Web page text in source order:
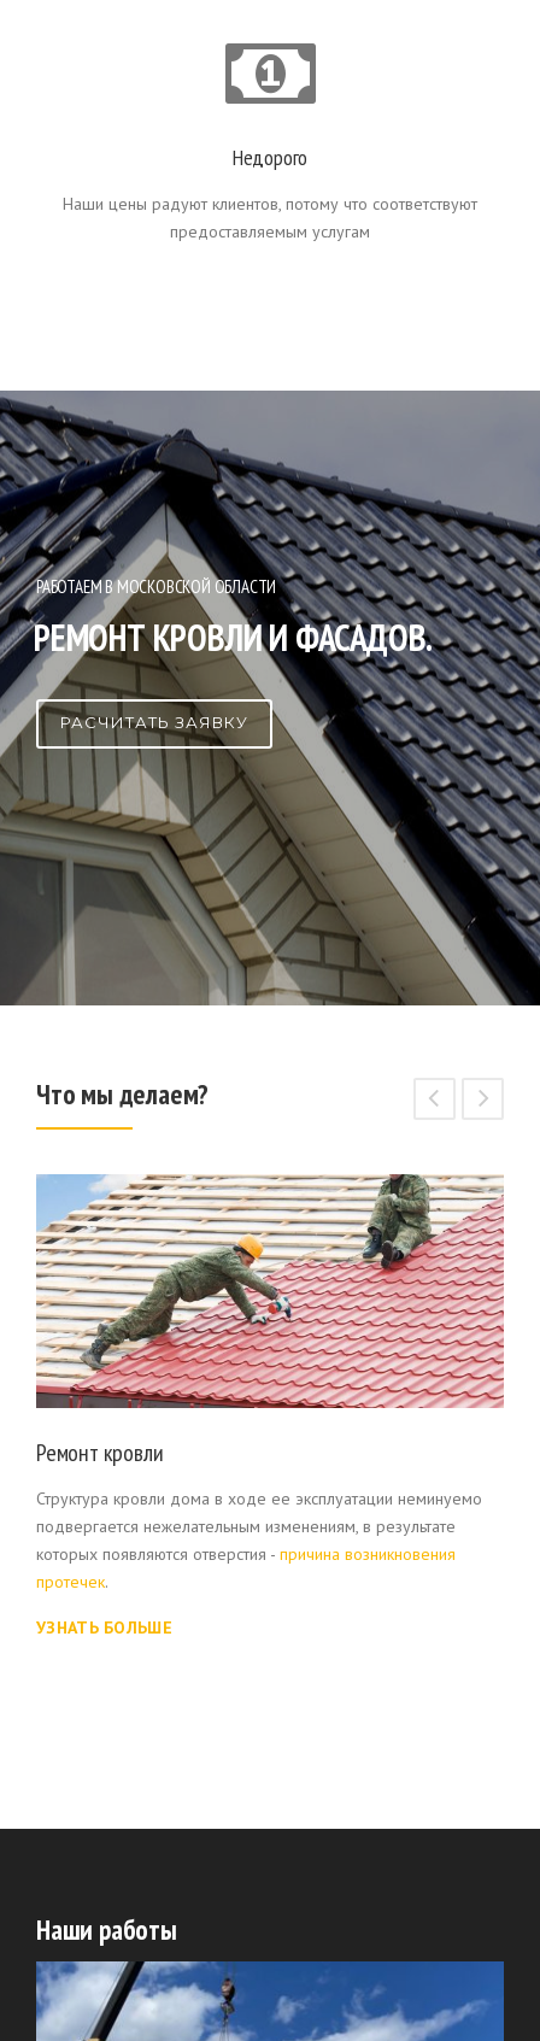
Недорого
Наши цены радуют клиентов, потому что соответствуют
предоставляемым услугам
РАБОТАЕМ В МОСКОВСКОЙ ОБЛАСТИ
РЕМОНТ КРОВЛИ И ФАСАДОВ.
РАСЧИТАТЬ ЗАЯВКУ
Что мы делаем?
Ремонт кровли
Структура кровли дома в ходе ее эксплуатации неминуемо
подвергается нежелательным изменениям, в результате
которых появляются отверстия - причина возникновения
протечек.
УЗНАТЬ БОЛЬШЕ
Наши работы